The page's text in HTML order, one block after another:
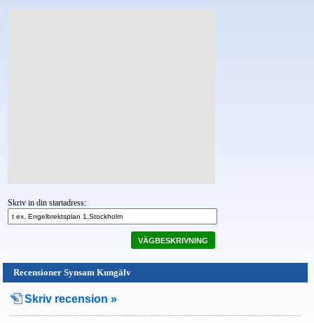
Skriv in din startadress:
VÄGBESKRIVNING
Recensioner Synsam Kungälv
Skriv recension »